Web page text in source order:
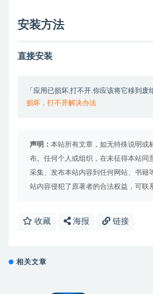
安装方法
直接安装
「应用已损坏,打不开.你应该将它移到废
损坏，打不开解决办法
声明： 本站所有文章，如无特殊说明或
布。任何个人或组织，在未征得本站同
采集、发布本站内容到任何网站、书籍
站内容侵犯了原著者的合法权益，可联
收藏 海报 链接
相关文章